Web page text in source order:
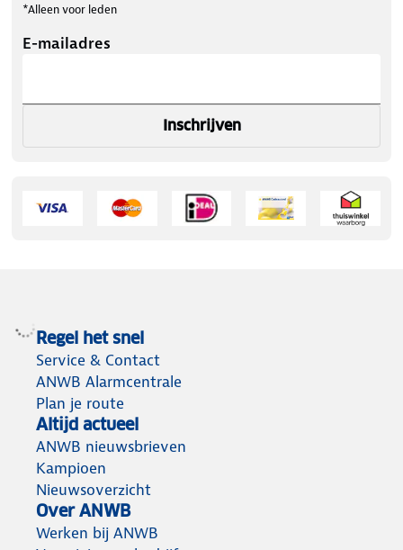
*Alleen voor leden
E-mailadres
Inschrijven
Regel het snel
Service & Contact
ANWB Alarmcentrale
Plan je route
Altijd actueel
ANWB nieuwsbrieven
Kampioen
Nieuwsoverzicht
Over ANWB
Werken bij ANWB